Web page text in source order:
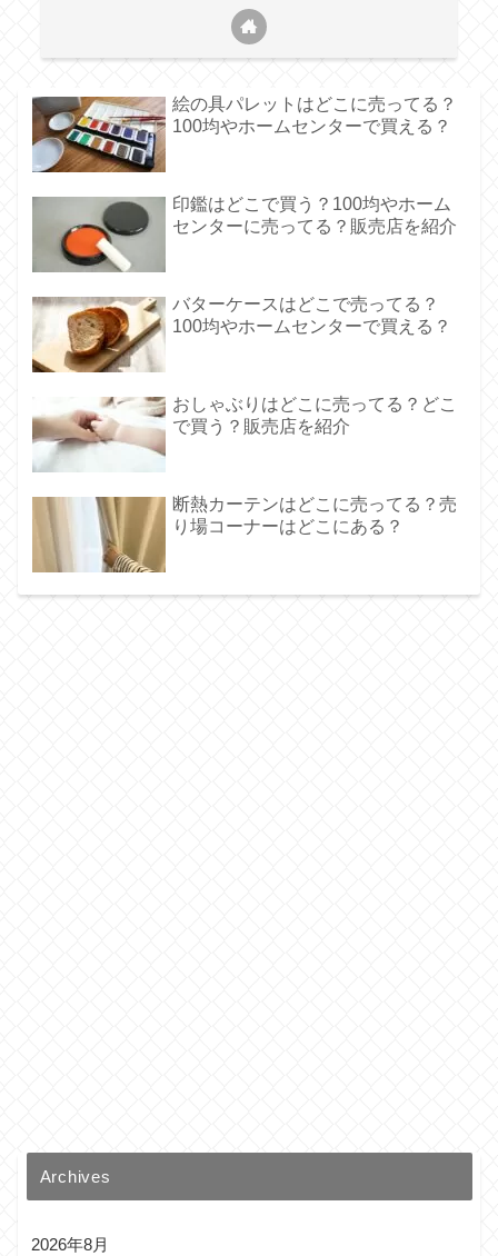
絵の具パレットはどこに売ってる？
100均やホームセンターで買える？
印鑑はどこで買う？100均やホーム
センターに売ってる？販売店を紹介
バターケースはどこで売ってる？
100均やホームセンターで買える？
おしゃぶりはどこに売ってる？どこ
で買う？販売店を紹介
断熱カーテンはどこに売ってる？売
り場コーナーはどこにある？
Archives
2026年8月